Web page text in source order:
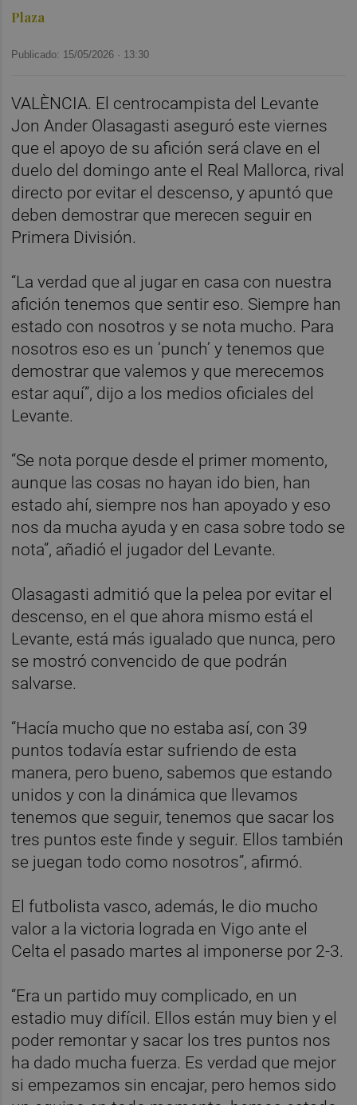
Plaza
Publicado: 15/05/2026 · 13:30
VALÈNCIA. El centrocampista del Levante
Jon Ander Olasagasti aseguró este viernes
que el apoyo de su afición será clave en el
duelo del domingo ante el Real Mallorca, rival
directo por evitar el descenso, y apuntó que
deben demostrar que merecen seguir en
Primera División.
“La verdad que al jugar en casa con nuestra
afición tenemos que sentir eso. Siempre han
estado con nosotros y se nota mucho. Para
nosotros eso es un ‘punch’ y tenemos que
demostrar que valemos y que merecemos
estar aquí”, dijo a los medios oficiales del
Levante.
“Se nota porque desde el primer momento,
aunque las cosas no hayan ido bien, han
estado ahí, siempre nos han apoyado y eso
nos da mucha ayuda y en casa sobre todo se
nota”, añadió el jugador del Levante.
Olasagasti admitió que la pelea por evitar el
descenso, en el que ahora mismo está el
Levante, está más igualado que nunca, pero
se mostró convencido de que podrán
salvarse.
“Hacía mucho que no estaba así, con 39
puntos todavía estar sufriendo de esta
manera, pero bueno, sabemos que estando
unidos y con la dinámica que llevamos
tenemos que seguir, tenemos que sacar los
tres puntos este finde y seguir. Ellos también
se juegan todo como nosotros”, afirmó.
El futbolista vasco, además, le dio mucho
valor a la victoria lograda en Vigo ante el
Celta el pasado martes al imponerse por 2-3.
“Era un partido muy complicado, en un
estadio muy difícil. Ellos están muy bien y el
poder remontar y sacar los tres puntos nos
ha dado mucha fuerza. Es verdad que mejor
si empezamos sin encajar, pero hemos sido